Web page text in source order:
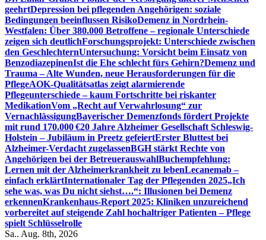
geehrtDepression bei pflegenden Angehörigen: soziale
Bedingungen beeinflussen RisikoDemenz in Nordrhein-
Westfalen: Über 380.000 Betroffene – regionale Unterschiede
zeigen sich deutlichForschungsprojekt: Unterschiede zwischen
den GeschlechternUntersuchung: Vorsicht beim Einsatz von
BenzodiazepinenIst die Ehe schlecht fürs Gehirn?Demenz und
Trauma – Alte Wunden, neue Herausforderungen für die
PflegeAOK-Qualitätsatlas zeigt alarmierende
Pflegeunterschiede – kaum Fortschritte bei riskanter
MedikationVom „Recht auf Verwahrlosung“ zur
VernachlässigungBayerischer Demenzfonds fördert Projekte
mit rund 170.000 €20 Jahre Alzheimer Gesellschaft Schleswig-
Holstein – Jubiläum in Preetz gefeiertErster Bluttest bei
Alzheimer-Verdacht zugelassenBGH stärkt Rechte von
Angehörigen bei der BetreuerauswahlBuchempfehlung:
Lernen mit der Alzheimerkrankheit zu lebenLecanemab –
einfach erklärtInternationaler Tag der Pflegenden 2025„Ich
sehe was, was Du nicht siehst….“: Illusionen bei Demenz
erkennenKrankenhaus-Report 2025: Kliniken unzureichend
vorbereitet auf steigende Zahl hochaltriger Patienten – Pflege
spielt Schlüsselrolle
Sa.. Aug. 8th, 2026